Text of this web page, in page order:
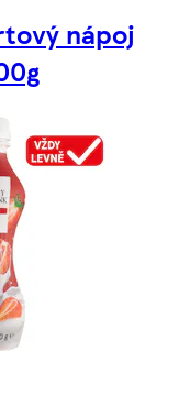
nápoj